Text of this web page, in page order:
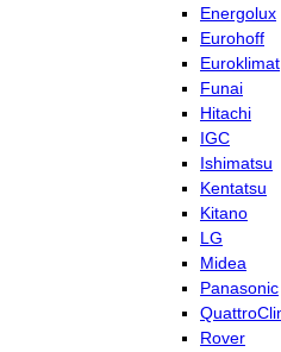
Energolux
Eurohoff
Euroklimat
Funai
Hitachi
IGC
Ishimatsu
Kentatsu
Kitano
LG
Midea
Panasonic
Rover